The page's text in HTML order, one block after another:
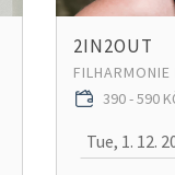
2IN2OUT
390 - 590
Tue, 1. 12.